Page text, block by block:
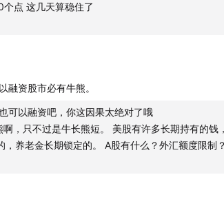
。
类播客节目。投资理财是绝大多数人，终其
真投资、真感受、真分享”的理念，和你一起
点 这几天算稳住了
融资股市必有牛熊。
可以融资吧，你这因果太绝对了哦
啊，只不过是牛长熊短。 美股有许多长期持有的钱
，养老金长期锁定的。 A股有什么？外汇额度限制